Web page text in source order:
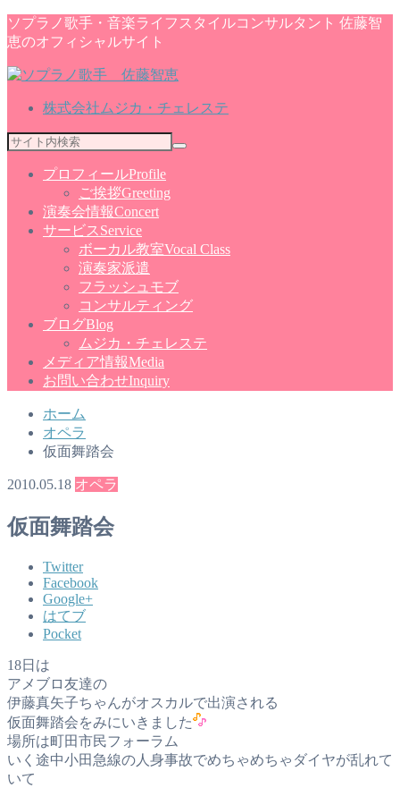
ソプラノ歌手・音楽ライフスタイルコンサルタント 佐藤智
恵のオフィシャルサイト
株式会社ムジカ・チェレステ
プロフィールProfile
ご挨拶Greeting
演奏会情報Concert
サービス Service
ボーカル教室Vocal Class
演奏家派遣
フラッシュモブ
コンサルティング
ブログBlog
ムジカ・チェレステ
メディア情報Media
お問い合わせInquiry
ホーム
オペラ
仮面舞踏会
2010.05.18 オペラ
仮面舞踏会
Twitter
Facebook
Google+
はてブ
Pocket
18日は
アメブロ友達の
伊藤真矢子ちゃんがオスカルで出演される
仮面舞踏会をみにいきました
場所は町田市民フォーラム
いく途中小田急線の人身事故でめちゃめちゃダイヤが乱れて
いて